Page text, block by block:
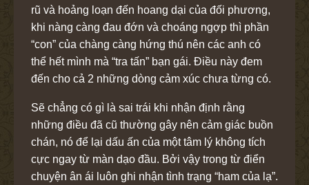
rũ và hoảng loạn đến hoang dại của đối phương,
khi nàng càng đau đớn và choáng ngợp thì phần
“con” của chàng càng hứng thú nên các anh có
thể hết mình mà “tra tấn” bạn gái. Điều này đem
đến cho cả 2 những dòng cảm xúc chưa từng có.
Sẽ chẳng có gì là sai trái khi nhận định rằng
những điều đã cũ thường gây nên cảm giác buồn
chán, nó để lại dấu ấn của một tâm lý không tích
cực ngay từ màn dạo đầu. Bởi vậy trong từ điển
chuyện ân ái luôn ghi nhận tình trạng “ham của lạ”.